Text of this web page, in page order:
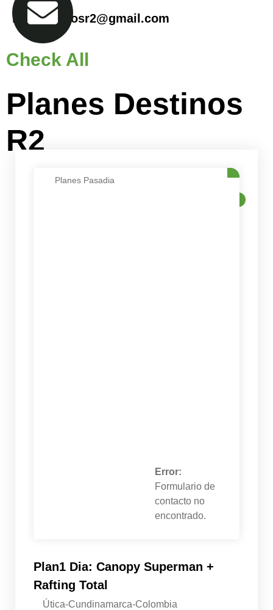
infodestinosr2@gmail.com
Check All
Planes Destinos
R2
Planes Pasadia
Error:
Formulario de
contacto no
encontrado.
Plan1 Dia: Canopy Superman +
Rafting Total
Útica-Cundinamarca-Colombia